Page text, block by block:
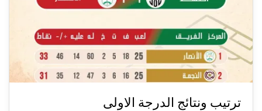
ترتيب ونتائج الدرجة الاولى